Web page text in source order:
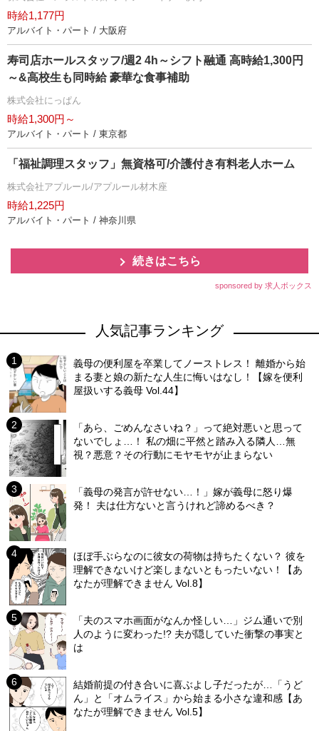
時給1,177円
アルバイト・パート / 大阪府
寿司店ホールスタッフ/週2 4h～シフト融通 高時給1,300円
～&高校生も同時給 豪華な食事補助
株式会社にっぱん
時給1,300円～
アルバイト・パート / 東京都
「福祉調理スタッフ」無資格可/介護付き有料老人ホーム
株式会社アプルール/アプルール材木座
時給1,225円
アルバイト・パート / 神奈川県
続きはこちら
sponsored by 求人ボックス
人気記事ランキング
義母の便利屋を卒業してノーストレス！ 離婚から始
まる妻と娘の新たな人生に悔いはなし！【嫁を便利
屋扱いする義母 Vol.44】
「あら、ごめんなさいね？」って絶対悪いと思って
ないでしょ…！ 私の畑に平然と踏み入る隣人…無
視？悪意？その行動にモヤモヤが止まらない
「義母の発言が許せない…！」嫁が義母に怒り爆
発！ 夫は仕方ないと言うけれど諦めるべき？
ほぼ手ぶらなのに彼女の荷物は持ちたくない？ 彼を
理解できないけど楽しまないともったいない！【あ
なたが理解できません Vol.8】
「夫のスマホ画面がなんか怪しい…」ジム通いで別
人のように変わった!? 夫が隠していた衝撃の事実と
は
結婚前提の付き合いに喜ぶよし子だったが…「うど
ん」と「オムライス」から始まる小さな違和感【あ
なたが理解できません Vol.5】